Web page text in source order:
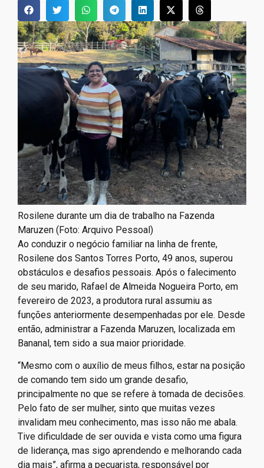
Rosilene durante um dia de trabalho na Fazenda
Maruzen (Foto: Arquivo Pessoal)
Ao conduzir o negócio familiar na linha de frente,
Rosilene dos Santos Torres Porto, 49 anos, superou
obstáculos e desafios pessoais. Após o falecimento
de seu marido, Rafael de Almeida Nogueira Porto, em
fevereiro de 2023, a produtora rural assumiu as
funções anteriormente desempenhadas por ele. Desde
então, administrar a Fazenda Maruzen, localizada em
Bananal, tem sido a sua maior prioridade.
“Mesmo com o auxílio de meus filhos, estar na posição
de comando tem sido um grande desafio,
principalmente no que se refere à tomada de decisões.
Pelo fato de ser mulher, sinto que muitas vezes
invalidam meu conhecimento, mas isso não me abala.
Tive dificuldade de ser ouvida e vista como uma figura
de liderança, mas sigo aprendendo e melhorando cada
dia mais”, afirma a pecuarista, responsável por